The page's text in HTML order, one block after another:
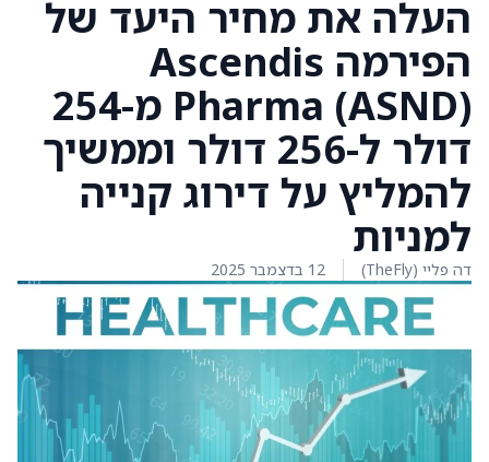
העלה את מחיר היעד של
הפירמה Ascendis
Pharma (ASND) מ-254
דולר ל-256 דולר וממשיך
להמליץ על דירוג קנייה
למניות
דה פליי (TheFly) 12 בדצמבר 2025